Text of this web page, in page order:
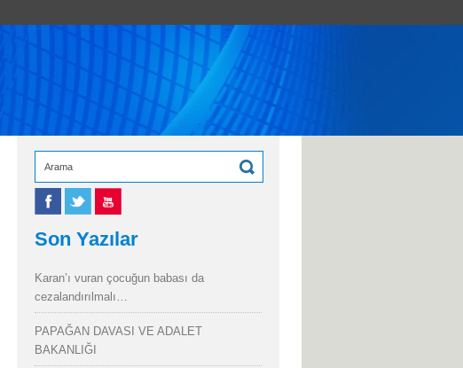
Son Yazılar
Karan’ı vuran çocuğun babası da
cezalandırılmalı…
PAPAĞAN DAVASI VE ADALET
BAKANLIĞI